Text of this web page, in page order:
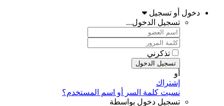
دخول أو تسجيل
تسجيل الدخول...
تذكرني
تسجيل الدخول
أو
إشتراك
نسيت كلمة السر أو اسم المستخدم؟
تسجيل دخول بواسطة